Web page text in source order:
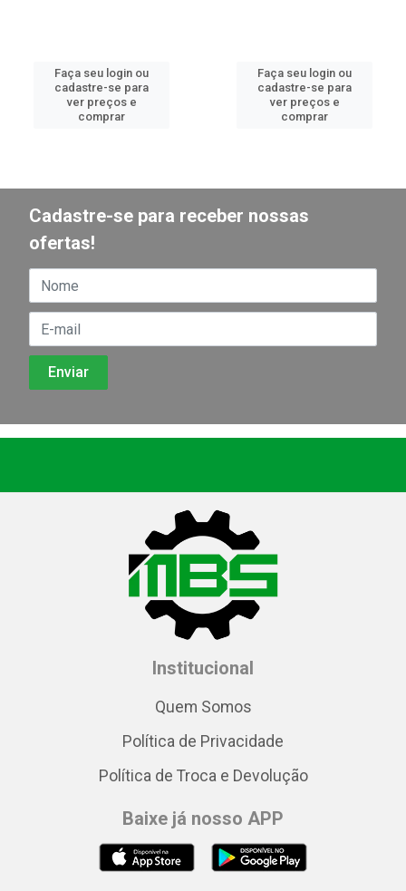
Faça seu login ou
cadastre-se para
ver preços e
comprar
Faça seu login ou
cadastre-se para
ver preços e
comprar
Cadastre-se para receber nossas
ofertas!
Institucional
Quem Somos
Política de Privacidade
Política de Troca e Devolução
Baixe já nosso APP